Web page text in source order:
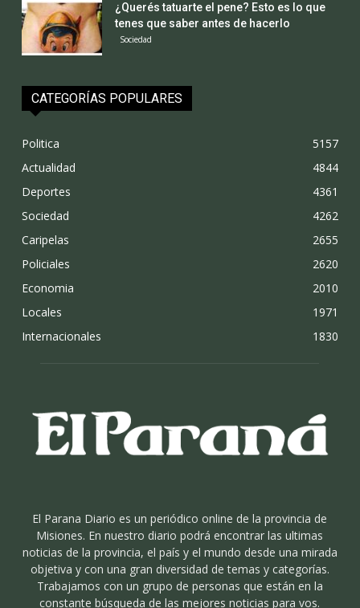
¿Querés tatuarte el pene? Esto es lo que
tenes que saber antes de hacerlo
Sociedad
CATEGORÍAS POPULARES
Politica
5157
Actualidad
4844
Deportes
4361
Sociedad
4262
Caripelas
2655
Policiales
2620
Economia
2010
Locales
1971
Internacionales
1830
El Parana Diario es un periódico online de la provincia de
Misiones. En nuestro diario podrá encontrar las ultimas
noticias de la provincia, el país y el mundo desde una mirada
objetiva y con una gran diversidad de temas y categorías.
Trabajamos con un grupo de personas que están en la
constante búsqueda de las mejores noticias para vos.